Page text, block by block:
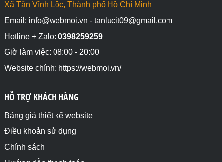
Xã Tân Vĩnh Lộc, Thành phố Hồ Chí Minh
Email: info@webmoi.vn - tanlucit09@gmail.com
Hotline + Zalo: 0398259259
Giờ làm việc: 08:00 - 20:00
Website chính: https://webmoi.vn/
HỖ TRỢ KHÁCH HÀNG
Bảng giá thiết kế website
Điều khoản sử dụng
Chính sách